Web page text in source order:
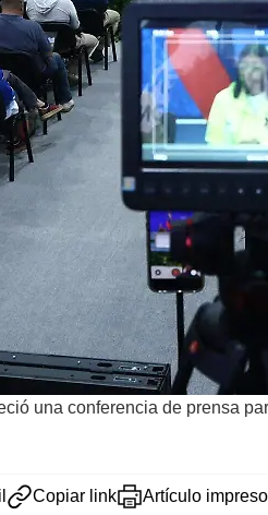
una conferencia de prensa
Copiar link Artículo impreso